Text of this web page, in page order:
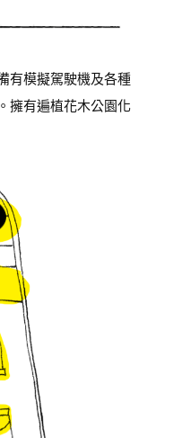
有模擬駕駛機及各種
擁有遍植花木公園化